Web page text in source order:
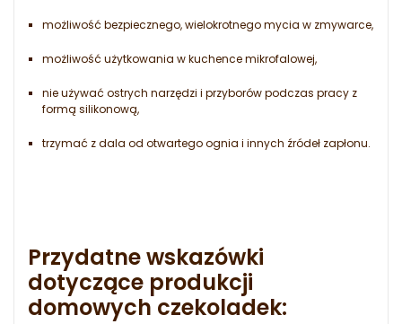
możliwość bezpiecznego, wielokrotnego mycia w zmywarce,
możliwość użytkowania w kuchence mikrofalowej,
nie używać ostrych narzędzi i przyborów podczas pracy z
formą silikonową,
trzymać z dala od otwartego ognia i innych źródeł zapłonu.
Przydatne wskazówki
dotyczące produkcji
domowych czekoladek: